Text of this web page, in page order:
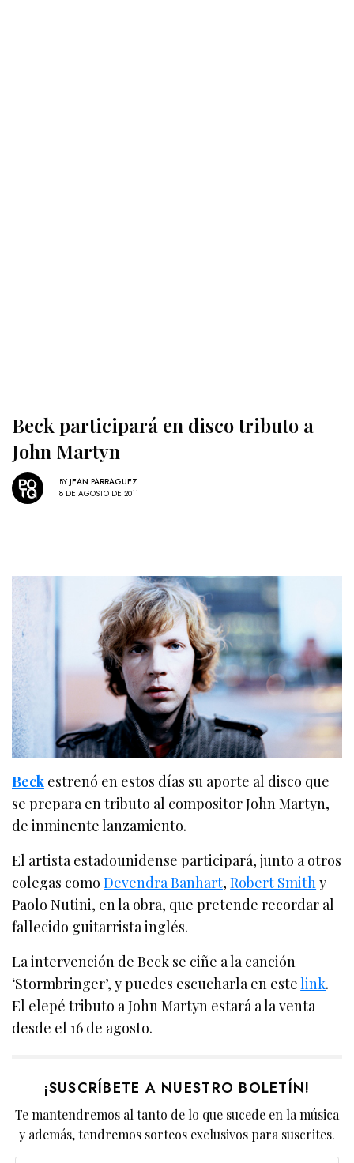
Beck participará en disco tributo a
John Martyn
BY JEAN PARRAGUEZ
8 DE AGOSTO DE 2011
Beck estrenó en estos días su aporte al disco que
se prepara en tributo al compositor John Martyn,
de inminente lanzamiento.
El artista estadounidense participará, junto a otros
colegas comoDevendra Banhart,Robert Smith y
Paolo Nutini, en la obra, que pretende recordar al
fallecido guitarrista inglés.
La intervención de Beck se ciñe a la canción
‘Stormbringer’, y puedes escucharla en estelink.
El elepé tributo a John Martyn estará a la venta
desde el 16 de agosto.
¡SUSCRÍBETE A NUESTRO BOLETÍN!
Te mantendremos al tanto de lo que sucede en la música
y además, tendremos sorteos exclusivos para suscrites.